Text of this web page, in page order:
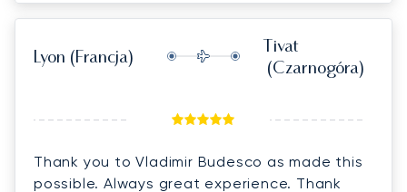
Lyon (Francja)
Tivat
(Czarnogóra)
Thank you to Vladimir Budesco as made this
possible. Always great experience. Thank